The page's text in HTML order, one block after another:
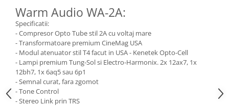
Stative de microfon
Studio si inregistrari
Accesorii de microfoane
Accesorii de rack
Accesorii echipamente de studio
Clape MIDI
Controllere MIDI - USB DAW
Controllere monitoare de studio
Warm Audio WA-2A:
Specificatii:
- Compresor Opto Tube stil 2A cu voltaj mare
- Transformatoare premium CineMag USA
- Modul atenuator stil T4 facut in USA - Kenetek Opto-Cell
- Lampi premium Tung-Sol si Electro-Harmonix. 2x 12ax7, 1x
12bh7, 1x 6aq5 sau 6p1
- Semnal curat, fara zgomot
- Tone Control
- Stereo Link prin TRS